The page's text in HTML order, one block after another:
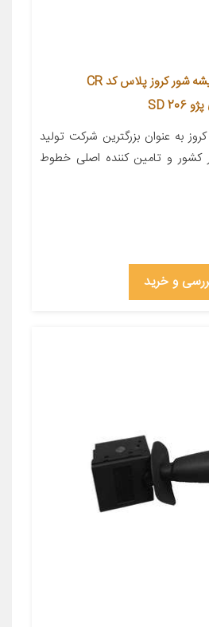
دسته برف پاک کن و شیشه شور کروز پلاس کد CR
به عنوان بزرگترین شرکت تولید
کشور و تامین کننده اصلی خطوط
و خرید